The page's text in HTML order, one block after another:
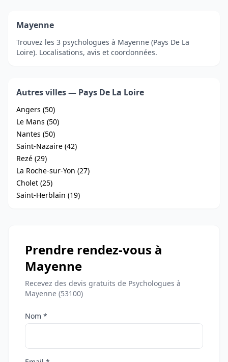
Mayenne
Trouvez les 3 psychologues à Mayenne (Pays De La
Loire). Localisations, avis et coordonnées.
Autres villes — Pays De La Loire
Angers (50)
Le Mans (50)
Nantes (50)
Saint-Nazaire (42)
Rezé (29)
La Roche-sur-Yon (27)
Cholet (25)
Saint-Herblain (19)
Prendre rendez-vous à
Mayenne
Recevez des devis gratuits de Psychologues à
Mayenne (53100)
Nom *